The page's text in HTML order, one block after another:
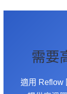
需要
適用 Reflow